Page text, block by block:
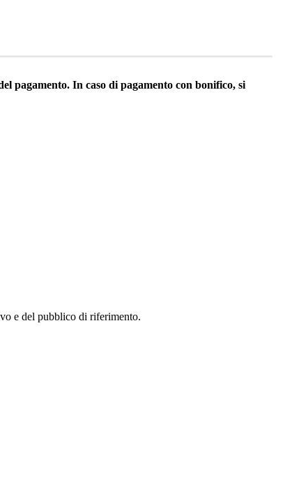
pagamento. In caso di pagamento con bonifico, si
e del pubblico di riferimento.